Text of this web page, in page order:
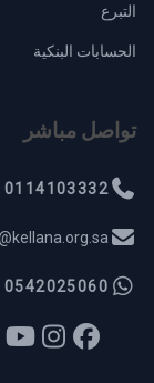
التبرع
الحسابات البنكية
تواصل مباشر
0114103332
0542025060